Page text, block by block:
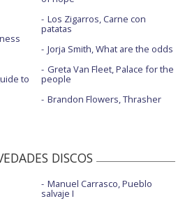
to
Los Zigarros, Carne con
patatas
Jorja Smith, What are the odds
Greta Van Fleet, Palace for the
people
Brandon Flowers, Thrasher
DISCOS
Manuel Carrasco, Pueblo
salvaje I